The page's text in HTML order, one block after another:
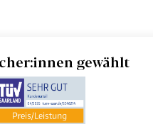
gewählt